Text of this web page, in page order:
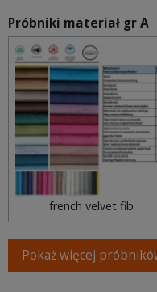
Próbniki materiał gr A
french velvet fib
Pokaż więcej